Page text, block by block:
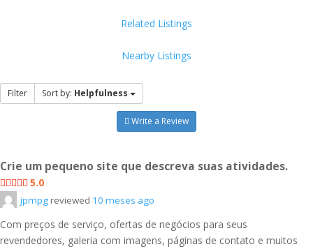
Related Listings
Nearby Listings
Filter Sort by: Helpfulness
Write a Review
Crie um pequeno site que descreva suas atividades.
5.0
jpmpg reviewed 10 meses ago
Com preços de serviço, ofertas de negócios para seus
revendedores, galeria com imagens, páginas de contato e muitos